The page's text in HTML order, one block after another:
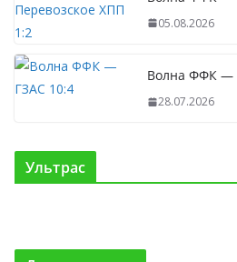
05.08.2026
Волна ФФК —
28.07.2026
Ультрас